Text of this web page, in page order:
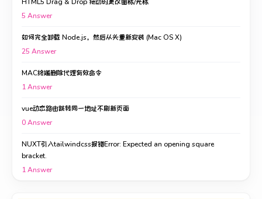
5 Answer
如何完全卸载 Node.js，然后从头重新安装 (Mac OS X)
25 Answer
MAC终端删除代理有效命令
1Answer
vue动态路由跳转同一地址不刷新页面
0Answer
NUXT引入tailwindcss报错Error: Expected an opening square
bracket.
1Answer